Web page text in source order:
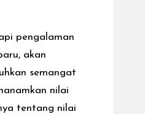
pengalaman
akan
semangat
nilai
tentang nilai